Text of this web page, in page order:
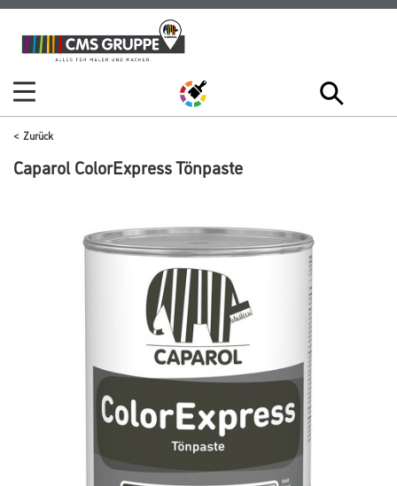
Zum
Inhalt
Zum
Navigationsmenü
Zurück
Caparol ColorExpress Tönpaste